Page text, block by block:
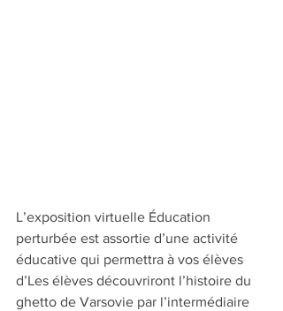
L’exposition virtuelle Éducation
perturbée est assortie d’une activité
éducative qui permettra à vos élèves
d’Les élèves découvriront l’histoire du
ghetto de Varsovie par l’intermédiaire